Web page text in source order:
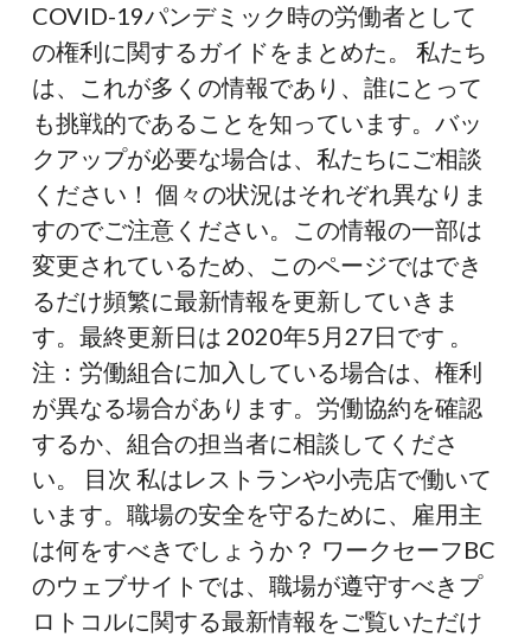
労
働
者
の
権
利
COVID-19パンデミック時の労働者として
の権利に関するガイドをまとめた。 私たち
は、これが多くの情報であり、誰にとって
も挑戦的であることを知っています。バッ
クアップが必要な場合は、私たちにご相談
ください！ 個々の状況はそれぞれ異なりま
すのでご注意ください。この情報の一部は
変更されているため、このページではでき
るだけ頻繁に最新情報を更新していきま
す。最終更新日は 2020年5月27日です 。
注：労働組合に加入している場合は、権利
が異なる場合があります。労働協約を確認
するか、組合の担当者に相談してくださ
い。 目次 私はレストランや小売店で働いて
います。職場の安全を守るために、雇用主
は何をすべきでしょうか？ ワークセーフBC
のウェブサイトでは、職場が遵守すべきプ
ロトコルに関する最新情報をご覧いただけ